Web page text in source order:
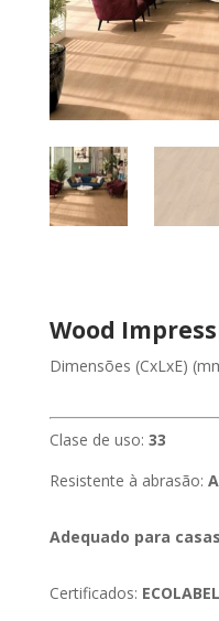
Wood
Dimensões (CxLxE)
Clase de uso: 33
Resistente à abrasão:
Adequado para
Certificados: